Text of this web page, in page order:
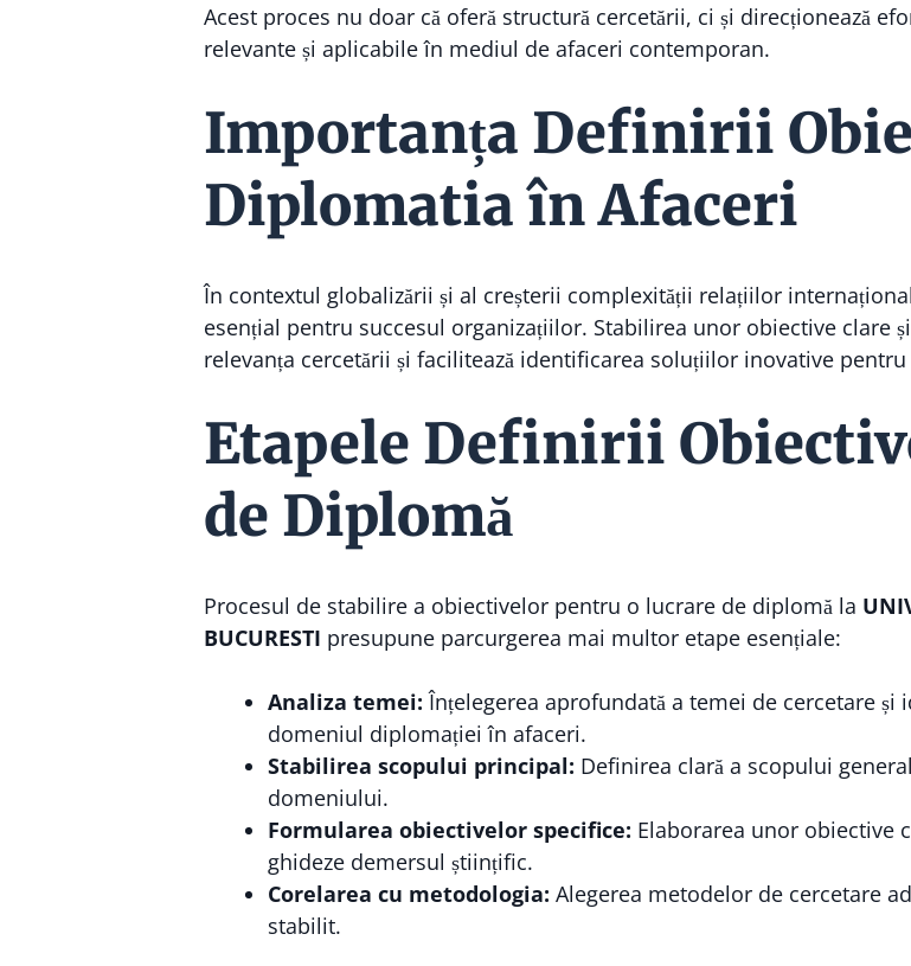
Acest proces nu doar că oferă structură cercetării, ci și direcționează
relevante și aplicabile în mediul de afaceri contemporan.
Importanța Definirii
Diplomatia în Afaceri
În contextul globalizării și al creșterii complexității relațiilor
esențial pentru succesul organizațiilor. Stabilirea unor obiective clare
relevanța cercetării și facilitează identificarea soluțiilor inovative
Etapele Definirii
de Diplomă
Procesul de stabilire a obiectivelor pentru o lucrare de diplomă la
BUCURESTI presupune parcurgerea mai multor etape esențiale:
Analiza temei: Înțelegerea aprofundată a temei de cercetare
domeniul diplomației în afaceri.
Stabilirea scopului principal: Definirea clară a scopului
domeniului.
Formularea obiectivelor specifice: Elaborarea unor obiective
ghideze demersul științific.
Corelarea cu metodologia: Alegerea metodelor de cercetare
stabilit.